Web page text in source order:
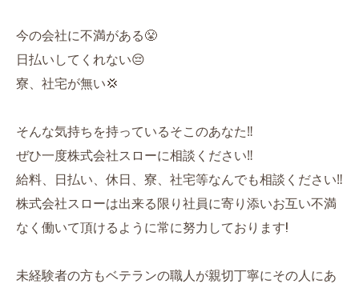
今の会社に不満がある😤
日払いしてくれない😔
寮、社宅が無い💢
そんな気持ちを持っているそこのあなた‼️
ぜひ一度株式会社スローに相談ください‼️
給料、日払い、休日、寮、社宅等なんでも相談ください‼️
株式会社スローは出来る限り社員に寄り添いお互い不満
なく働いて頂けるように常に努力しております!
未経験者の方もベテランの職人が親切丁寧にその人にあ